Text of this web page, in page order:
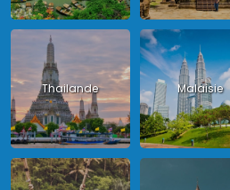
Thailande Malaisie